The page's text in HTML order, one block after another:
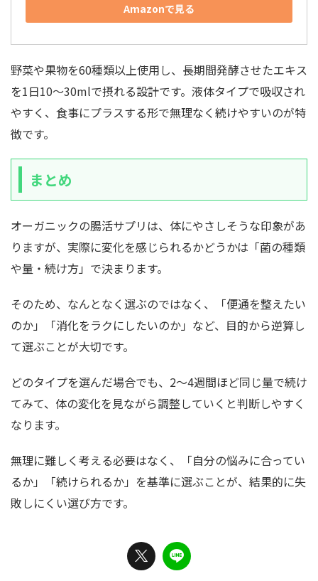
Amazonで見る
野菜や果物を60種類以上使用し、長期間発酵させたエキス
を1日10〜30mlで摂れる設計です。液体タイプで吸収され
やすく、食事にプラスする形で無理なく続けやすいのが特
徴です。
まとめ
オーガニックの腸活サプリは、体にやさしそうな印象があ
りますが、実際に変化を感じられるかどうかは「菌の種類
や量・続け方」で決まります。
そのため、なんとなく選ぶのではなく、「便通を整えたい
のか」「消化をラクにしたいのか」など、目的から逆算し
て選ぶことが大切です。
どのタイプを選んだ場合でも、2〜4週間ほど同じ量で続け
てみて、体の変化を見ながら調整していくと判断しやすく
なります。
無理に難しく考える必要はなく、「自分の悩みに合ってい
るか」「続けられるか」を基準に選ぶことが、結果的に失
敗しにくい選び方です。